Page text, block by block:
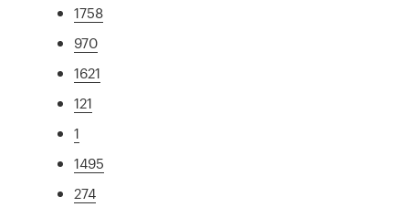
1758
970
1621
121
1
1495
274